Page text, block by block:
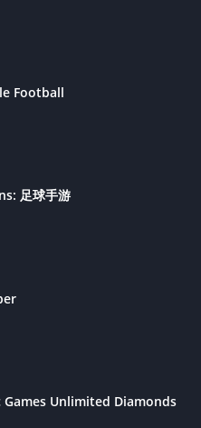
Football
足球手游
Unlimited Diamonds